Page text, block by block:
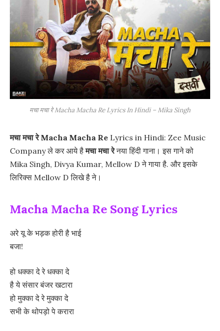
मचा मचा रे Macha Macha Re Lyrics In Hindi – Mika Singh
मचा मचा रे Macha Macha Re Lyrics in Hindi: Zee Music
Company ले कर आये हैमचा मचा रेनया हिंदी गाना। इस गाने को
Mika Singh, Divya Kumar, Mellow D ने गाया है. और इसके
लिरिक्स Mellow D लिखे है ने।
Macha Macha Re Song Lyrics
अरे यू के भड़क होरी है भाई
बजा!
हो धक्का दे रे धक्का दे
है ये संसार बंजर खटारा
हो मुक्का दे रे मुक्का दे
सभी के थोपड़ो पे करारा